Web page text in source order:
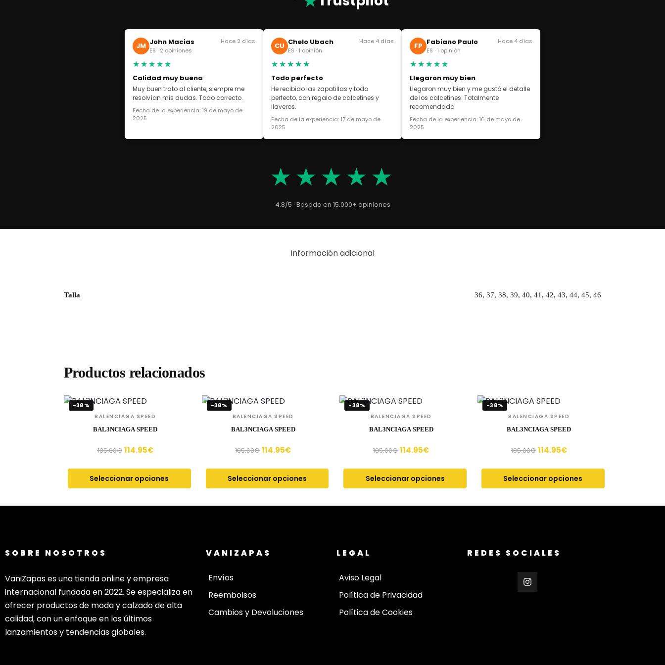
JM John Macias
ES · 2 opiniones
Hace 2 días
★★★★★
Calidad muy buena
Muy buen trato al cliente, siempre me
resolvían mis dudas. Todo correcto.
Fecha de la experiencia: 19 de mayo de
2025
CU Chelo Ubach
ES · 1 opinión
Hace 4 días
★★★★★
Todo perfecto
He recibido las zapatillas y todo
perfecto, con regalo de calcetines y
llaveros.
Fecha de la experiencia: 17 de mayo de
2025
FP Fabiano Paulo
ES · 1 opinión
Hace 4 días
★★★★★
Llegaron muy bien
Llegaron muy bien y me gustó el detalle
de los calcetines. Totalmente
recomendado.
Fecha de la experiencia: 16 de mayo de
2025
★★★★★
4.8/5 · Basado en 15.000+ opiniones
Información adicional
Talla 36, 37, 38, 39, 40, 41, 42, 43, 44, 45, 46
Productos relacionados
-38%
BALENCIAGA SPEED
BAL3NCIAGA SPEED
185.00€ 114.95€
Seleccionar opciones
-38%
BALENCIAGA SPEED
BAL3NCIAGA SPEED
185.00€ 114.95€
Seleccionar opciones
-38%
BALENCIAGA SPEED
BAL3NCIAGA SPEED
185.00€ 114.95€
Seleccionar opciones
-38%
BALENCIAGA SPEED
BAL3NCIAGA SPEED
185.00€ 114.95€
Seleccionar opciones
SOBRE NOSOTROS
VaniZapas es una tienda online y empresa
internacional fundada en 2022. Se especializa en
ofrecer productos de moda y calzado de alta
calidad, con un enfoque en los últimos
lanzamientos y tendencias globales.
VANIZAPAS
Envíos
Reembolsos
Cambios y Devoluciones
LEGAL
Aviso Legal
Política de Privacidad
Política de Cookies
REDES SOCIALES